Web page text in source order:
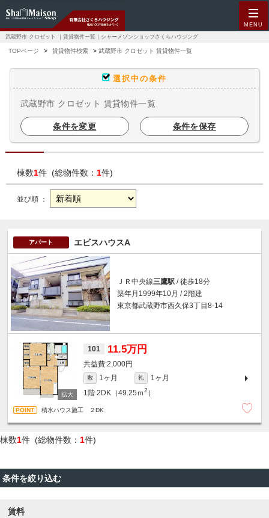
MENU
武蔵野市 クロゼット ｜賃貸物件一覧｜シャーメゾンショップさくらハウジング
TOPページ 賃貸物件検索 武蔵野市 クロゼット 賃貸物件一覧
選択中の条件
武蔵野市 クロゼット 賃貸物件一覧
条件を変更 条件を保存
棟数1件 (総物件数： 1件)
並び順 ：
アパート エビスハウスA
ＪＲ中央線三鷹駅 / 徒歩18分
築年月1999年10月 / 2階建
東京都武蔵野市西久保3丁目8-14
101 11.5万円
2,000円
敷 1ヶ月 礼
1ヶ月
1階 2DK（49.25ｍ2 ）
積水ハウス施工 ２DK
棟数1件 (総物件数： 1件)
条件を絞り込む
賃料